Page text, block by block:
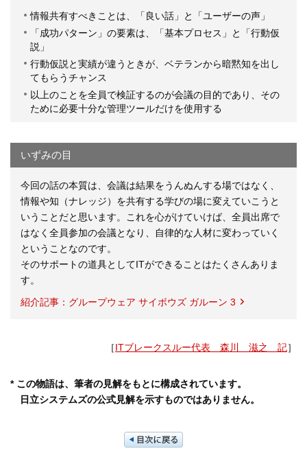
情報共有すべきことは、「良い話」と「ユーザーの声」
「成功パターン」の要素は、「基本プロセス」と「行動仮
説」
行動仮説と実績が違うときが、ベテランから暗黙知を出し
てもらうチャンス
以上のことを全員で検証するのが会議の目的であり、その
ために必要十分な管理ツールだけを使用する
いずみの目
今回の話の本質は、会議は結果をうんぬんする場ではなく、
情報や知（ナレッジ）を共有する学びの場に変えていこうと
いうことだと思います。これを心がけていけば、全員出席で
はなく全員参加の会議となり、自律的な人材に変わっていく
ということなのです。
そのサポートの道具としてITができることはたくさんありま
す。
紹介記事：グループウェア サイボウズ ガルーン 3
［ITブレークスルー代表 森川 滋之 記］
* この物語は、筆者の見解をもとに構成されています。
日立システムズの公式見解を示すものではありません。